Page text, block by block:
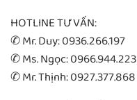
HOTLINE TƯ VẤN:
✆ Mr. Duy: 0936.266.197
✆ Ms. Ngọc: 0966.944.223
✆ Mr. Thịnh: 0927.377.868